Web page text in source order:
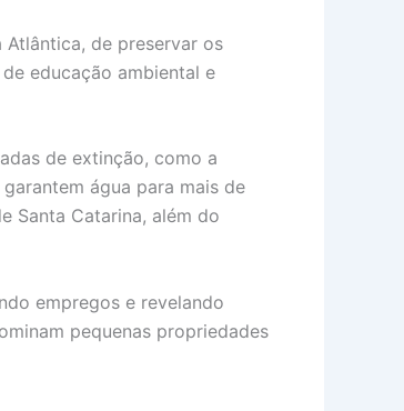
de preservar os
educação ambiental e
de extinção, como a
água para mais de
Santa Catarina, além do
empregos e revelando
pequenas propriedades